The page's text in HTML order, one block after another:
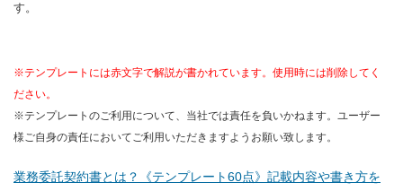
す。
※テンプレートには赤文字で解説が書かれています。使用時には削除してく
ださい。
※テンプレートのご利用について、当社では責任を負いかねます。ユーザー
様ご自身の責任においてご利用いただきますようお願い致します。
業務委託契約書とは？《テンプレート60点》記載内容や書き方を